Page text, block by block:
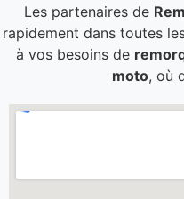
Les partenaires de
rapidement dans toutes
à vos besoins de
moto, où